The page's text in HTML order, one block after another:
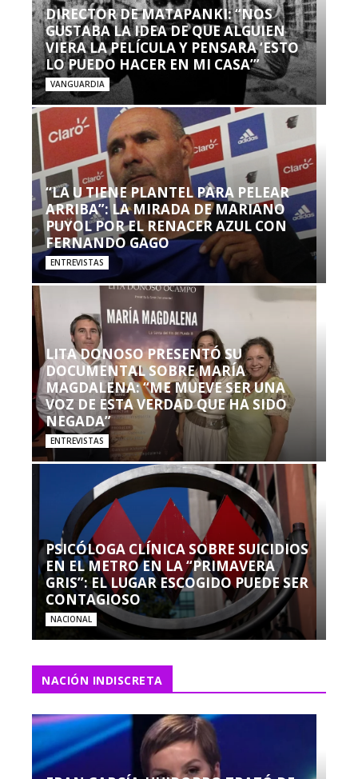
DIRECTOR DE MATAPANKI: “NOS
GUSTABA LA IDEA DE QUE ALGUIEN
VIERA LA PELÍCULA Y PENSARA ‘ESTO
LO PUEDO HACER EN MI CASA’”
VANGUARDIA
“LA U TIENE PLANTEL PARA PELEAR
ARRIBA”: LA MIRADA DE MARIANO
PUYOL POR EL RENACER AZUL CON
FERNANDO GAGO
ENTREVISTAS
LITA DONOSO PRESENTÓ SU
DOCUMENTAL SOBRE MARÍA
MAGDALENA: “ME MUEVE SER UNA
VOZ DE ESTA VERDAD QUE HA SIDO
NEGADA”
ENTREVISTAS
PSICÓLOGA CLÍNICA SOBRE SUICIDIOS
EN EL METRO EN LA “PRIMAVERA
GRIS”: EL LUGAR ESCOGIDO PUEDE SER
CONTAGIOSO
NACIONAL
NACIÓN INDISCRETA